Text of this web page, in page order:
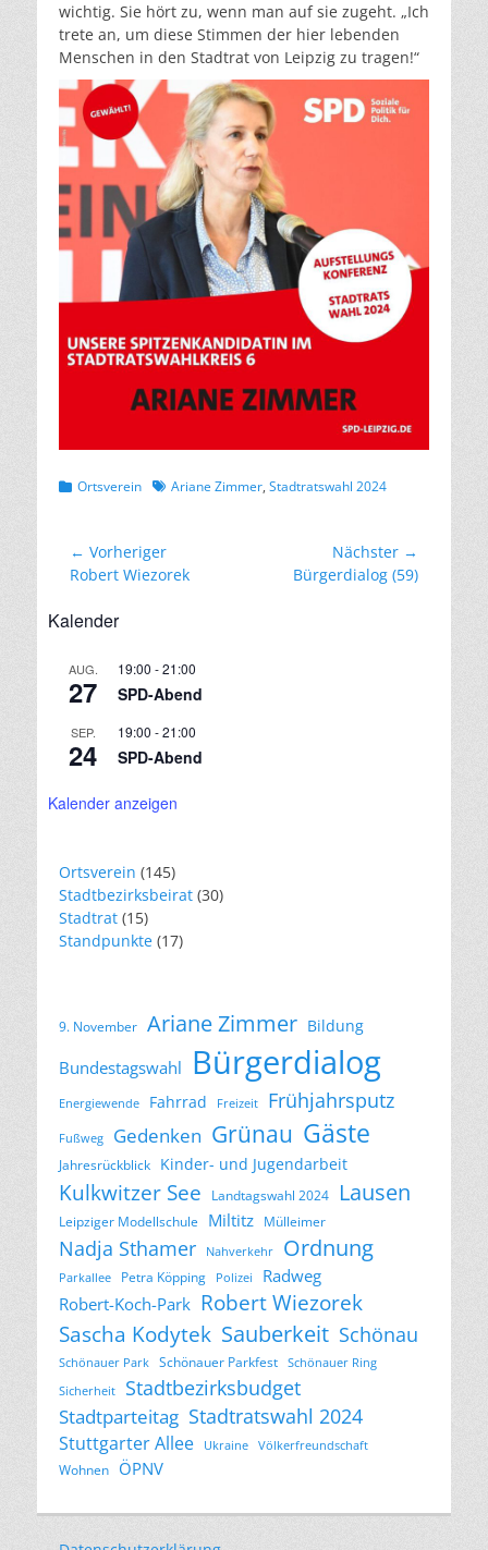
wichtig. Sie hört zu, wenn man auf sie zugeht. „Ich
trete an, um diese Stimmen der hier lebenden
Menschen in den Stadtrat von Leipzig zu tragen!“
Kategorien
Ortsverein Schlagworte
Ariane Zimmer, Stadtratswahl 2024
Beitragsnavigation
← Vorheriger
Vorheriger
Robert Wiezorek
Nächster →
NächsterBürgerdialog (59)
Kalender
AUG.
27
19:00 -21:00
SPD-Abend
SEP.
24
19:00 -21:00
SPD-Abend
Kalender anzeigen
Ortsverein (145)
Stadtbezirksbeirat (30)
Stadtrat (15)
Standpunkte (17)
9. November Ariane Zimmer Bildung
Bundestagswahl Bürgerdialog
Energiewende Fahrrad Freizeit Frühjahrsputz
Fußweg Gedenken Grünau Gäste
Jahresrückblick Kinder- und Jugendarbeit
Kulkwitzer See Landtagswahl 2024 Lausen
Leipziger Modellschule Miltitz Mülleimer
Nadja Sthamer Nahverkehr Ordnung
Parkallee Petra Köpping Polizei
Radweg
Robert-Koch-Park Robert Wiezorek
Sascha Kodytek Sauberkeit Schönau
Schönauer Park Schönauer Parkfest
Schönauer Ring
Sicherheit
Stadtbezirksbudget
Stadtparteitag Stadtratswahl 2024
Stuttgarter Allee Ukraine Völkerfreundschaft
Wohnen ÖPNV